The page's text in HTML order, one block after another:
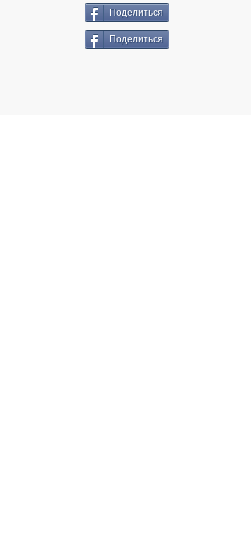
Поделиться
Поделиться